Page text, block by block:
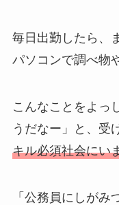
毎日出勤したら、
パソコンで調べ物
こんなことをよっ
うだなー」と、受
キル必須社会にい
「公務員にしが